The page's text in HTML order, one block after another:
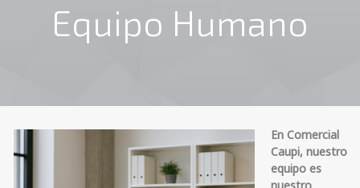
Equipo Humano
En Comercial
Caupi, nuestro
equipo es